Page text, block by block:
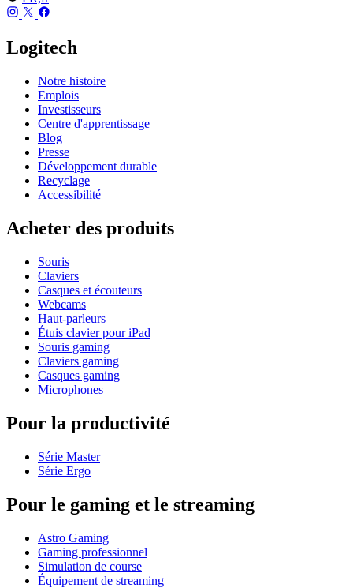
Logitech
Notre histoire
Emplois
Investisseurs
Centre d'apprentissage
Blog
Presse
Développement durable
Recyclage
Accessibilité
Acheter des produits
Souris
Claviers
Casques et écouteurs
Webcams
Haut-parleurs
Étuis clavier pour iPad
Souris gaming
Claviers gaming
Casques gaming
Microphones
Pour la productivité
Série Master
Série Ergo
Pour le gaming et le streaming
Astro Gaming
Gaming professionnel
Simulation de course
Équipement de streaming